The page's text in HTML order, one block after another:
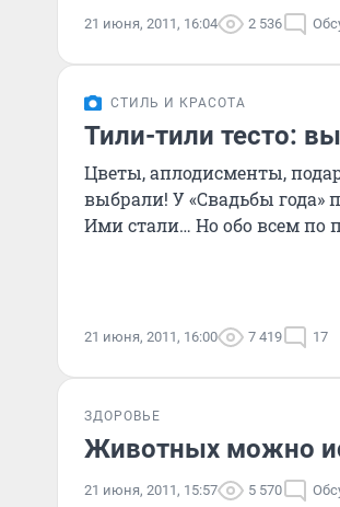
21 июня, 2011, 16:04 2 536
СТИЛЬ И КРАСОТА
Тили-тили тесто:
Цветы, аплодисменты,
выбрали! У «Свадьбы года»
Ими стали… Но обо всем по
21 июня, 2011, 16:00 7 419 17
ЗДОРОВЬЕ
Животных можно
21 июня, 2011, 15:57 5 570